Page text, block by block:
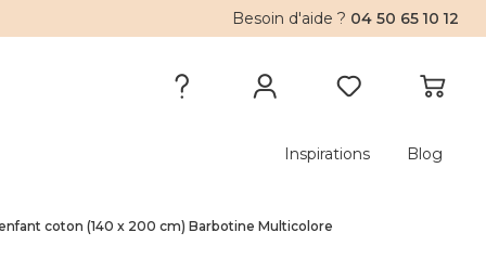
Besoin d'aide ? 04 50 65 10 12
Inspirations Blog
coton (140 x 200 cm) Barbotine Multicolore